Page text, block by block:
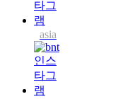
asia